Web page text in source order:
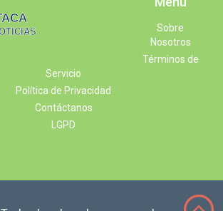
Sobre
Nosotros
Términos de
Servicio
Política de Privacidad
Contáctanos
LGPD